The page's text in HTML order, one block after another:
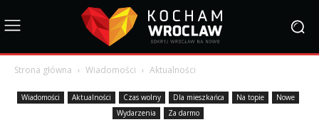
Strona główna Wiadomości Aktualności
Wiadomości Aktualności Czas wolny Dla mieszkańca Na topie
Nowe
Wydarzenia
Za darmo